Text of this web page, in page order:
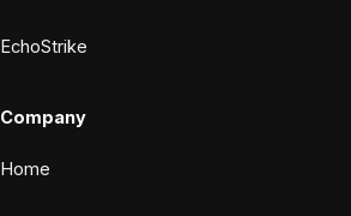
EchoStrike
Company
Home